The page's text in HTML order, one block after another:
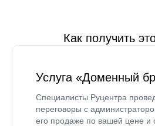
Как получить
Услуга «Доменный
Специалисты Руцентра
переговоры с
его продаже по вашей цене и